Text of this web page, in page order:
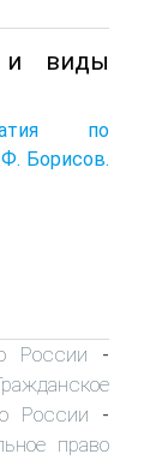
виды
по
Борисов.
России -
России -
право